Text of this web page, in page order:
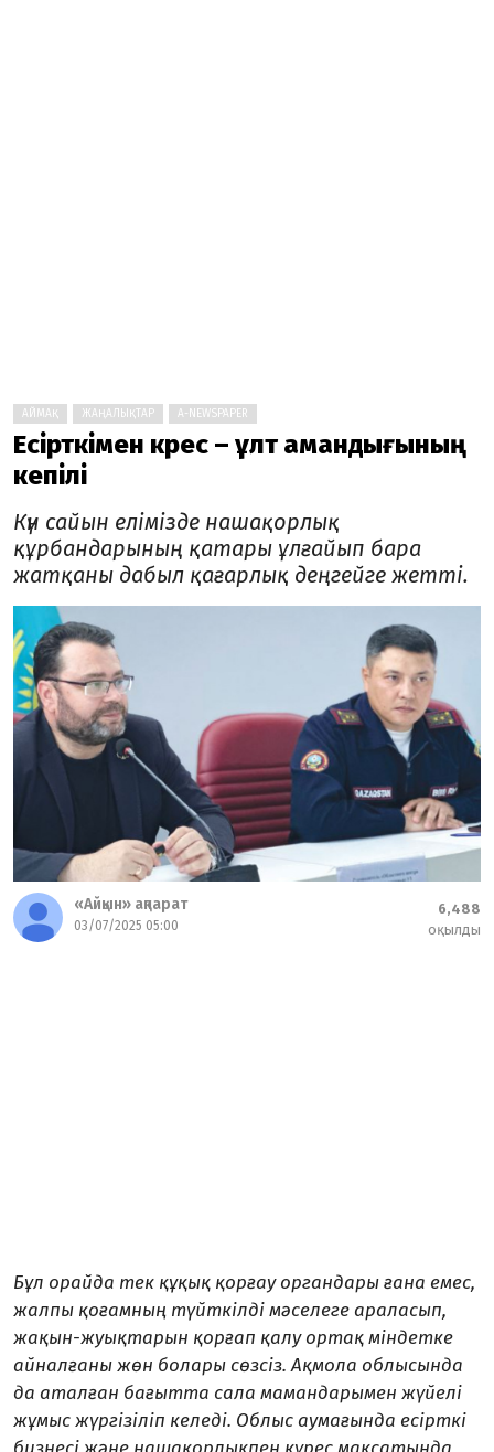
АЙМАҚ ЖАҢАЛЫҚТАР A-NEWSPAPER
Есірткімен күрес – ұлт амандығының
кепілі
Күн сайын елімізде нашақорлық
құрбандарының қатары ұлғайып бара
жатқаны дабыл қағарлық деңгейге жетті.
«Айқын» ақпарат
03/07/2025 05:00
6,488
оқылды
Бұл орайда тек құқық қорғау органдары ғана емес,
жалпы қоғамның түйткілді мәселеге араласып,
жақын-жуықтарын қорғап қалу ортақ міндетке
айналғаны жөн болары сөзсіз. Ақмола облысында
да аталған бағытта сала мамандарымен жүйелі
жұмыс жүргізіліп келеді. Облыс аумағында есірткі